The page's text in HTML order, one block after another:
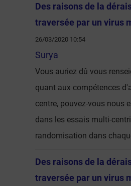
Des raisons de la
traversée par un virus
26/03/2020 10:54
Surya
Vous auriez dû vous
quant aux compétences
centre, pouvez-vous nous
dans les essais multi-
randomisation dans
Des raisons de la
traversée par un virus